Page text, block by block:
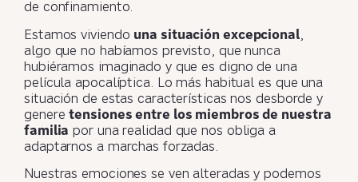
de confinamiento.
Estamos viviendo una situación excepcional,
algo que no habíamos previsto, que nunca
hubiéramos imaginado y que es digno de una
película apocalíptica. Lo más habitual es que una
situación de estas características nos desborde y
generetensiones entre los miembros de nuestra
familia por una realidad que nos obliga a
adaptarnos a marchas forzadas.
Nuestras emociones se ven alteradas y podemos